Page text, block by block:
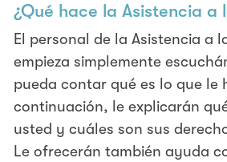
¿Qué hace la Asistencia a
El personal de la Asistencia a
empieza simplemente
pueda contar qué es lo que le
continuación, le explicarán
usted y cuáles son sus
Le ofrecerán también ayuda